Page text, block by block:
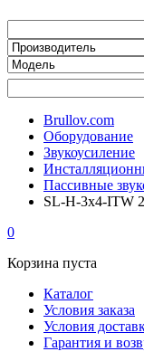
Brullov.com
Оборудование
Звукоусиление
Пассивные
SL-H-3x4-ITW 2
0
Корзина пуста
Каталог
Условия заказа
Условия
Гарантия и